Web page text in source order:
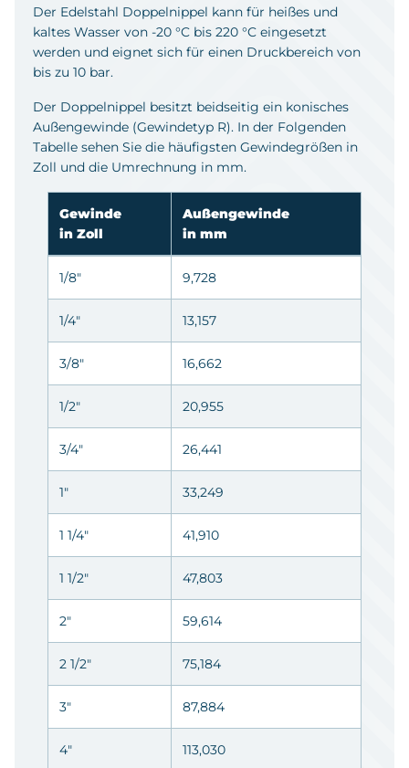
Der Edelstahl Doppelnippel kann für heißes und
kaltes Wasser von -20 °C bis 220 °C eingesetzt
werden und eignet sich für einen Druckbereich von
bis zu 10 bar.
Der Doppelnippel besitzt beidseitig ein konisches
Außengewinde (Gewindetyp R). In der Folgenden
Tabelle sehen Sie die häufigsten Gewindegrößen in
Zoll und die Umrechnung in mm.
Gewinde
in Zoll
Außengewinde
in mm
1/8" 9,728
1/4" 13,157
3/8" 16,662
1/2" 20,955
3/4" 26,441
1" 33,249
1 1/4" 41,910
1 1/2" 47,803
2" 59,614
2 1/2" 75,184
3" 87,884
4" 113,030